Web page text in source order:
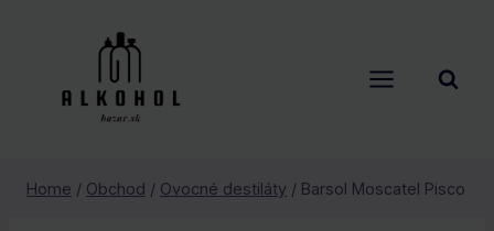
Home / Obchod / Ovocné destiláty / Barsol Moscatel Pisco